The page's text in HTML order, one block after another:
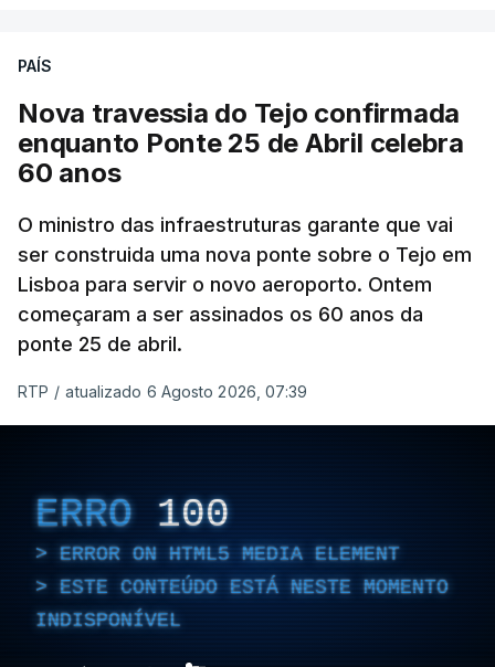
PAÍS
Nova travessia do Tejo confirmada
enquanto Ponte 25 de Abril celebra
60 anos
O ministro das infraestruturas garante que vai
ser construida uma nova ponte sobre o Tejo em
Lisboa para servir o novo aeroporto. Ontem
começaram a ser assinados os 60 anos da
ponte 25 de abril.
RTP / atualizado 6 Agosto 2026, 07:39
ERRO 100
ERROR ON HTML5 MEDIA ELEMENT
ESTE CONTEÚDO ESTÁ NESTE MOMENTO
INDISPONÍVEL